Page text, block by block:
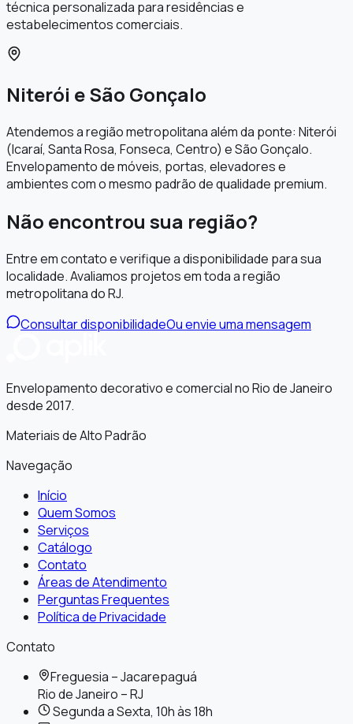
técnica personalizada para residências e
estabelecimentos comerciais.
Niterói e São Gonçalo
Atendemos a região metropolitana além da ponte: Niterói
(Icaraí, Santa Rosa, Fonseca, Centro) e São Gonçalo.
Envelopamento de móveis, portas, elevadores e
ambientes com o mesmo padrão de qualidade premium.
Não encontrou sua região?
Entre em contato e verifique a disponibilidade para sua
localidade. Avaliamos projetos em toda a região
metropolitana do RJ.
Consultar disponibilidadeOu envie uma mensagem
Envelopamento decorativo e comercial no Rio de Janeiro
desde 2017.
Materiais de Alto Padrão
Navegação
Início
Quem Somos
Serviços
Catálogo
Contato
Áreas de Atendimento
Perguntas Frequentes
Política de Privacidade
Contato
Freguesia – Jacarepaguá
Rio de Janeiro –RJ
Segunda a Sexta, 10h às 18h